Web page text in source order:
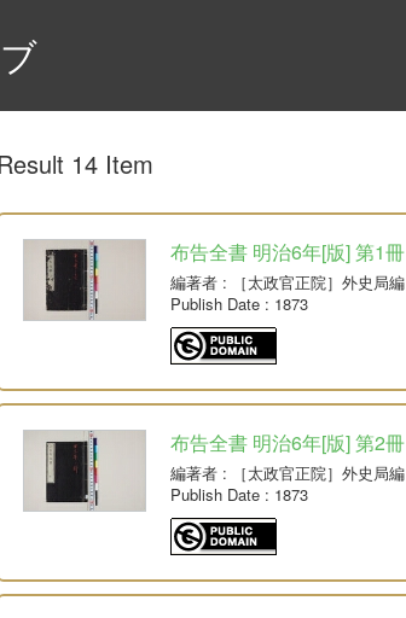
14 Item
布告全書 明治6年[版] 第1冊
編著者: ［太政官正院］外史局編
Publish Date: 1873
布告全書 明治6年[版] 第2冊
編著者: ［太政官正院］外史局編
Publish Date: 1873